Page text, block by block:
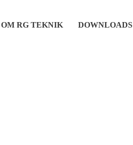
OM RG TEKNIK DOWNLOADS